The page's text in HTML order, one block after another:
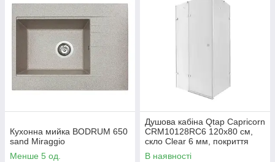
Кухонна мийка BODRUM 650
sand Miraggio
Менше 5 од.
Душова кабіна Qtap Capricorn
CRM10128RC6 120x80 см,
скло Clear 6 мм, покриття
CalcLess без піддона
В наявності